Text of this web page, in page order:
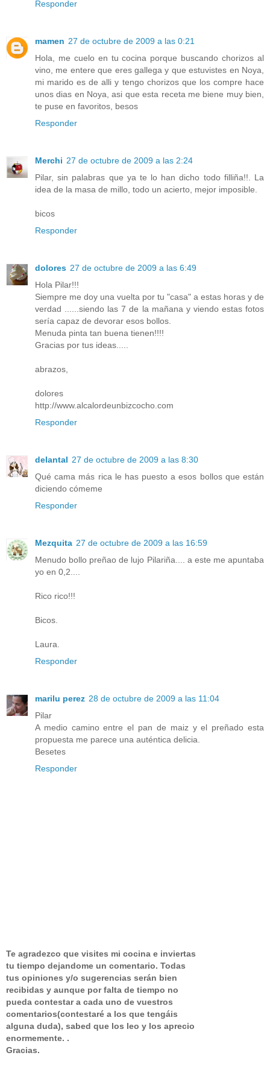
Responder
mamen 27 de octubre de 2009 a las 0:21
Hola, me cuelo en tu cocina porque buscando chorizos al
vino, me entere que eres gallega y que estuvistes en Noya,
mi marido es de alli y tengo chorizos que los compre hace
unos dias en Noya, asi que esta receta me biene muy bien,
te puse en favoritos, besos
Responder
Merchi 27 de octubre de 2009 a las 2:24
Pilar, sin palabras que ya te lo han dicho todo filliña!!. La
idea de la masa de millo, todo un acierto, mejor imposible.
bicos
Responder
dolores 27 de octubre de 2009 a las 6:49
Hola Pilar!!!
Siempre me doy una vuelta por tu "casa" a estas horas y de
verdad ......siendo las 7 de la mañana y viendo estas fotos
sería capaz de devorar esos bollos.
Menuda pinta tan buena tienen!!!!
Gracias por tus ideas.....
abrazos,
dolores
http://www.alcalordeunbizcocho.com
Responder
delantal 27 de octubre de 2009 a las 8:30
Qué cama más rica le has puesto a esos bollos que están
diciendo cómeme
Responder
Mezquita 27 de octubre de 2009 a las 16:59
Menudo bollo preñao de lujo Pilariña.... a este me apuntaba
yo en 0,2....
Rico rico!!!
Bicos.
Laura.
Responder
marilu perez 28 de octubre de 2009 a las 11:04
Pilar
A medio camino entre el pan de maiz y el preñado esta
propuesta me parece una auténtica delicia.
Besetes
Responder
Te agradezco que visites mi cocina e inviertas
tu tiempo dejandome un comentario. Todas
tus opiniones y/o sugerencias serán bien
recibidas y aunque por falta de tiempo no
pueda contestar a cada uno de vuestros
comentarios(contestaré a los que tengáis
alguna duda), sabed que los leo y los aprecio
enormemente. .
Gracias.